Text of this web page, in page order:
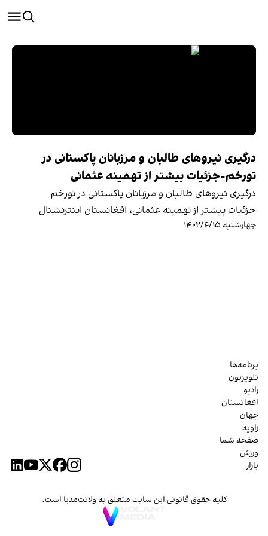
درگیری نیروهای طالبان و مرزبانان پاکستانی در
تورخم-جزئيات بیشتر از تهمینه عثمانی
درگیری نیروهای طالبان و مرزبانان پاکستانی در تورخم
جزئيات بیشتر از تهمینه عثمانی، افغانستان اینترنشنال
چهارشنبه ۱۴۰۲/۶/۱۵
برنامه‌ها
تلویزیون
رادیو
افغانستان
جهان
زاویه
صفحه شما
ورزش
بازار
کلیه حقوق قانونی این سایت متعلق به ولانت‌مدیا است.